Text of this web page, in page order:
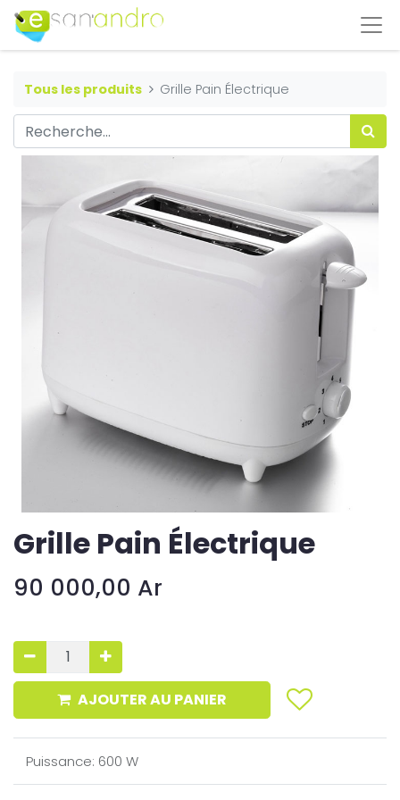
Tous les produits Grille Pain Électrique
Grille Pain Électrique
90 000,00 Ar
AJOUTER AU PANIER
Puissance: 600 W